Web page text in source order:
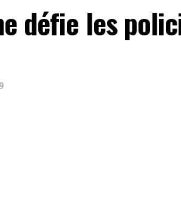
défie les